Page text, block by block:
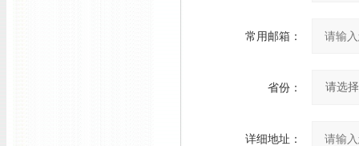
常用邮箱：
省份：
详细地址：